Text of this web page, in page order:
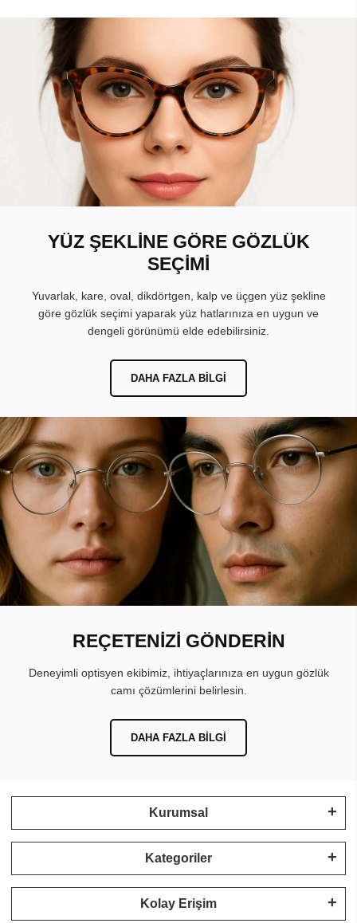
YÜZ ŞEKLİNE GÖRE GÖZLÜK
SEÇİMİ
Yuvarlak, kare, oval, dikdörtgen, kalp ve üçgen yüz şekline
göre gözlük seçimi yaparak yüz hatlarınıza en uygun ve
dengeli görünümü elde edebilirsiniz.
DAHA FAZLA BILGI
REÇETENİZİ GÖNDERİN
Deneyimli optisyen ekibimiz, ihtiyaçlarınıza en uygun gözlük
camı çözümlerini belirlesin.
DAHA FAZLA BILGI
Kurumsal
Kategoriler
Kolay Erişim